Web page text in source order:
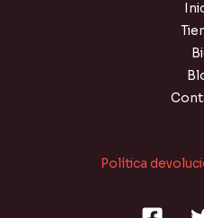
Política